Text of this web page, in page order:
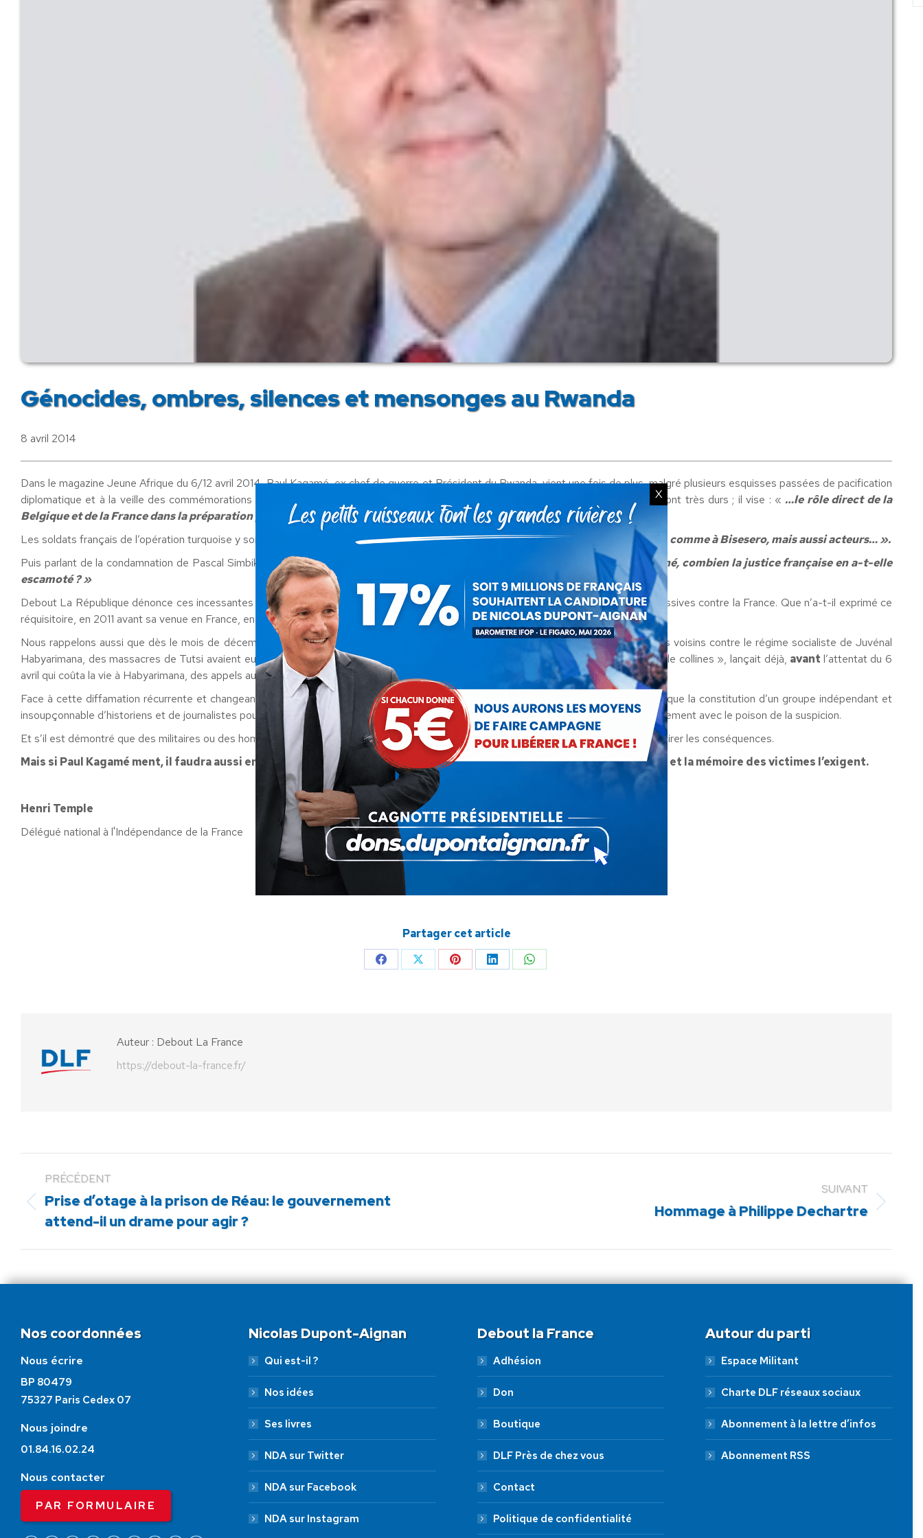
Génocides, ombres, silences et mensonges au Rwanda
8 avril 2014
Dans le magazine Jeune Afrique du 6/12 avril 2014, Paul Kagamé, ex chef de guerre et Président du Rwanda, vient une fois de plus, malgré plusieurs esquisses passées de pacification
diplomatique et à la veille des commémorations des génocides rwandais (avril 1994), de stigmatiser le rôle de la France. Ses mots sont très durs ; il vise : « …le rôle direct de la
Belgique et de la France dans la préparation politique du génocide… »
Les soldats français de l’opération turquoise y sont désignés (en invoquant des « témoignages »), en tant que« …complices certes, comme à Bisesero, mais aussi acteurs… ».
Puis parlant de la condamnation de Pascal Simbikangwa par la Justice française à 25 ans de prison:
« … pour un criminel condamné, combien la justice française en a-t-elle
escamoté ? »
Debout La République dénonce ces incessantes voltes face de Paul Kagamé et ces accusations imprécises, non démontrées ou excessives contre la France. Que n’a-t-il exprimé ce
réquisitoire, en 2011 avant sa venue en France, en visite officielle ?
Nous rappelons aussi que dès le mois de décembre 1993, alors que la guérilla tutsie de Kagamé s’était déjà constituée dans les pays voisins contre le régime socialiste de Juvénal
Habyarimana, des massacres de Tutsi avaient eu lieu, par milliers, à Gikongoro. La France n’y était pour rien. De plus, la « Radio des mille collines », lançait déjà, avant l’attentat du 6
avril qui coûta la vie à Habyarimana, des appels au massacre contre les Tutsi. La France n’y était toujours pour rien.
Face à cette diffamation récurrente et changeante de notre armée, Debout La République demande la levée du secret défense ainsi que la constitution d’un groupe indépendant et
insoupçonnable d’historiens et de journalistes pour étudier les sources, écouter les témoins et les militaires et enfin en terminer définitivement avec le poison de la suspicion.
Et s’il est démontré que des militaires ou des hommes politiques et leur entourage ont failli ou ont commis des fautes, il faudra alors en tirer les conséquences.
Mais si Paul Kagamé ment, il faudra aussi en tirer les conséquences. L’honneur de la France, de son armée, de sa justice, et la mémoire des victimes l’exigent.
Henri Temple
Délégué national à l'Indépendance de la France
Catégorie : Non classé
Partager cet article
PartagerPartagerPartagerPartagerPartager
Auteur : Debout La France
https://debout-la-france.fr/
PRÉCÉDENT
Article
précédent
Prise d’otage à la prison de Réau: le gouvernement
attend-il un drame pour agir ?
SUIVANT
Hommage à Philippe Dechartre
Nos coordonnées
Nous écrire
BP 80479
75327 Paris Cedex 07
Nous joindre
01.84.16.02.24
Nous contacter
PAR FORMULAIRE
Nicolas Dupont-Aignan
Qui est-il ?
Nos idées
Ses livres
NDA sur Twitter
NDA sur Facebook
NDA sur Instagram
Debout la France
Adhésion
Don
Boutique
DLF Près de chez vous
Contact
Politique de confidentialité
Autour du parti
Espace Militant
Charte DLF réseaux sociaux
Abonnement à la lettre d’infos
Abonnement RSS
X